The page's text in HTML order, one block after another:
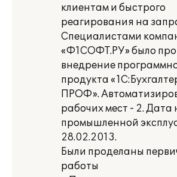
клиентам и быстрого
реагирования на
Специалистами
«Ф1СОФТ.РУ» было
внедрение
продукта
ПРОФ».
рабочих мест - 2. Дата
промышленной
28.02.2013.
Были проделаны
работы